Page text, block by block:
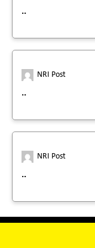
..
NRI Post
..
NRI Post
..